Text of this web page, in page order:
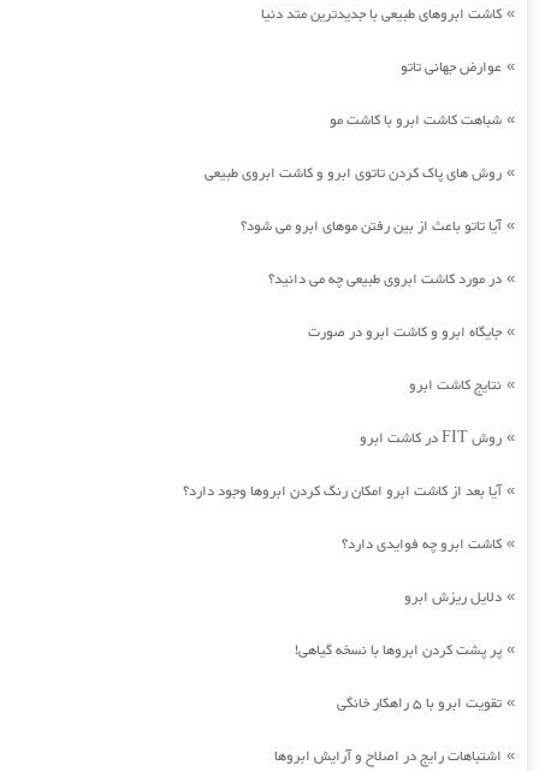
» کاشت ابروهای طبیعی با جدیدترین متد دنیا
» عوارض جهانی تاتو
» شباهت کاشت ابرو با کاشت مو
» روش های پاک کردن تاتوی ابرو و کاشت ابروی طبیعی
»آیا تاتو باعث از بین رفتن موهای ابرو می شود؟
» در مورد کاشت ابروی طبیعی چه می دانید؟
» جایگاه ابرو و کاشت ابرو در صورت
» نتایج کاشت ابرو
» روش FIT در کاشت ابرو
»آیا بعد از کاشت ابرو امکان رنگ کردن ابروها وجود دارد؟
» کاشت ابرو چه فوایدی دارد؟
» دلایل ریزش ابرو
» پر پشت کردن ابروها با نسخه گیاهی!
» تقویت ابرو با 5 راهکار خانگی
» اشتباهات رایج در اصلاح و آرایش ابروها